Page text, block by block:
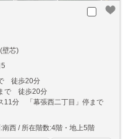
壁芯)
徒歩20分
で 徒歩20分
11分 「幕張西二丁目」停まで
南西 所在階数:4階・地上5階